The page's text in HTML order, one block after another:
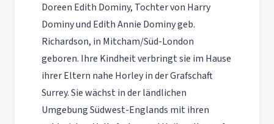
Doreen Edith Dominy, Tochter von Harry
Dominy und Edith Annie Dominy geb.
Richardson, in Mitcham/Süd-London
geboren. Ihre Kindheit verbringt sie im Hause
ihrer Eltern nahe Horley in der Grafschaft
Surrey. Sie wächst in der ländlichen
Umgebung Südwest-Englands mit ihren